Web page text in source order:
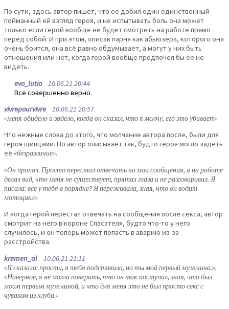
По сути, здесь автор пишет, что ее добил один единственный
пойманный ей взгляд героя, и не испытывать боль она может
только если герой вообще не будет смотреть на работе прямо
перед собой. И при этом, описав парня как абьюзера, которого она
очень боится, она всё равно обдумывает, а могут у них быть
отношения или нет, когда герой вообще предпочел бы ее не
видеть.
evo_lutio10.06.21 20:44
Все совершенно верно.
vivrepourvivre 10.06.21 20:57
«меня обидело и задело, когда он сказал, что я молчу, его это убивает»
Что нежные слова до этого, что молчание автора после, были для
героя щипцами. Но автор описывает так, будто героя могло задеть
её «безразличие».
«Он пропал. Просто перестал отвечать на мои сообщения, а на работе
делал вид, что меня не существует, прятал глаза и не разговаривал. Я
писала: все у тебя в порядке? Я переживала, зная, что он водит
мотоцикл»
И когда герой перестал отвечать на сообщения после секса, автор
смотрит на него в короне Спасателя, будто что-то у него
случилось, и он теперь может попасть в аварию из-за
расстройства.
kremen_al 10.06.21 21:11
«Я сказала: прости, я тебя подставила, но ты мой первый мужчина.»,
«Наверное, я не могла поверить, что он так поступил, зная, что был
моим первым мужчиной, и что для меня это не был просто секс с
чуваком из клуба.»